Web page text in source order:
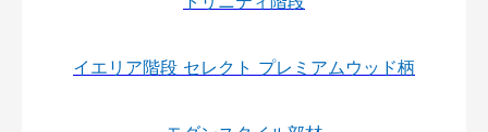
イエリア階段 セレクト プレミアムウッド柄